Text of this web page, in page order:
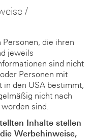
/
die ihren
jeweils
sind nicht
Personen mit
in den USA bestimmt,
nicht nach
sind.
Inhalte stellen
Werbehinweise,